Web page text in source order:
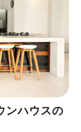
ンハウスの